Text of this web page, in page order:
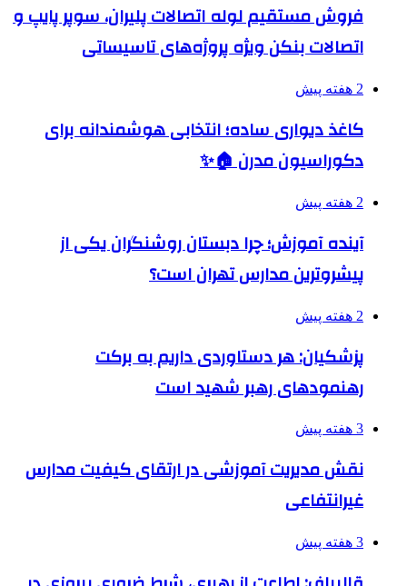
فروش مستقیم لوله اتصالات پلیران، سوپر پایپ و
اتصالات بنکن ویژه پروژه‌های تاسیساتی
2 هفته پیش
کاغذ دیواری ساده؛ انتخابی هوشمندانه برای
دکوراسیون مدرن 🏠✨
2 هفته پیش
آینده آموزش؛ چرا دبستان روشنگران یکی از
پیشروترین مدارس تهران است؟
2 هفته پیش
پزشکیان: هر دستاوردی داریم به برکت
رهنمودهای رهبر شهید است
3 هفته پیش
نقش مدیریت آموزشی در ارتقای کیفیت مدارس
غیرانتفاعی
3 هفته پیش